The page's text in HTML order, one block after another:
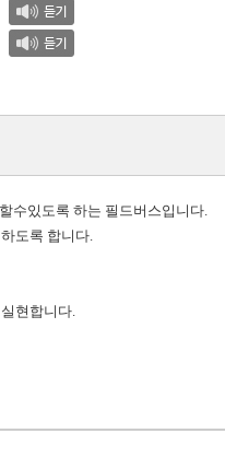
수있도록 하는 필드버스입니다.
도록 합니다.
현합니다.